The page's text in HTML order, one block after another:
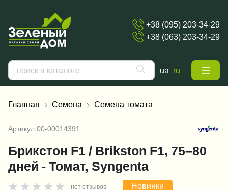
+38 (095) 203-34-29
+38 (063) 203-34-29
ua ru
Главная Семена Семена томата
Артикул 00-00014391
Брикстон F1 / Brikston F1, 75–80
дней - Томат, Syngenta
нет отзывов Новинки